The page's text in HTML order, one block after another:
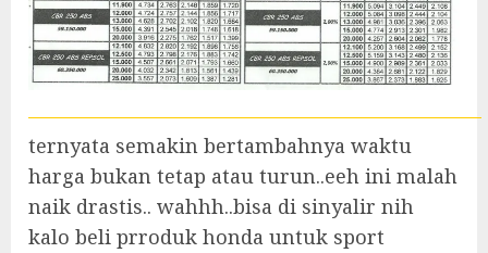
ternyata semakin bertambahnya waktu
harga bukan tetap atau turun..eeh ini malah
naik drastis.. wahhh..bisa di sinyalir nih
kalo beli prroduk honda untuk sport